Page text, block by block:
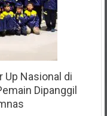
Nasional di
Dipanggil